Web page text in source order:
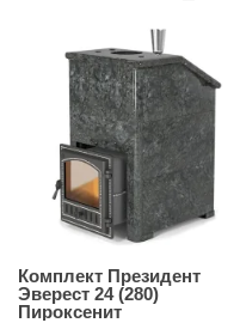
Комплект Президент
Эверест 24 (280)
Пироксенит